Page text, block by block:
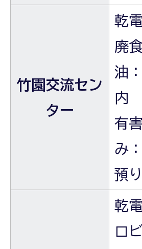
竹園交流セン
ター
乾
廃
油
内
有
み
預り
乾
ロ